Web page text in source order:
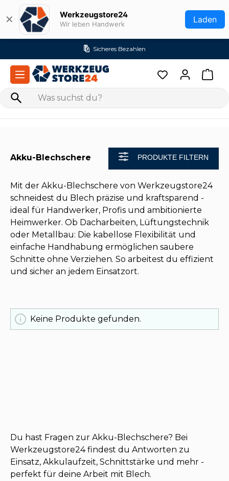
Zum Hauptinhalt springen
✕ Werkzeugstore24
Wir leben Handwerk Laden
Sicheres Bezahlen
Akku-Blechschere PRODUKTE FILTERN
Mit der Akku-Blechschere von Werkzeugstore24
schneidest du Blech präzise und kraftsparend -
ideal für Handwerker, Profis und ambitionierte
Heimwerker. Ob Dacharbeiten, Lüftungstechnik
oder Metallbau: Die kabellose Flexibilität und
einfache Handhabung ermöglichen saubere
Schnitte ohne Verziehen. So arbeitest du effizient
und sicher an jedem Einsatzort.
Keine Produkte gefunden.
Du hast Fragen zur Akku-Blechschere? Bei
Werkzeugstore24 findest du Antworten zu
Einsatz, Akkulaufzeit, Schnittstärke und mehr -
perfekt für deine Arbeit mit Blech.